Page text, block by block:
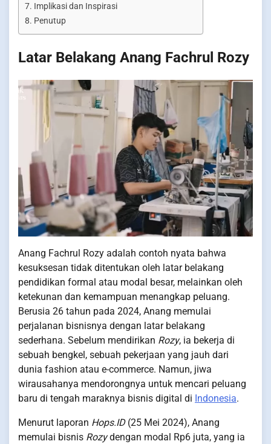
Implikasi dan Inspirasi
Penutup
Latar Belakang Anang Fachrul Rozy
Anang Fachrul Rozy adalah contoh nyata bahwa
kesuksesan tidak ditentukan oleh latar belakang
pendidikan formal atau modal besar, melainkan oleh
ketekunan dan kemampuan menangkap peluang.
Berusia 26 tahun pada 2024, Anang memulai
perjalanan bisnisnya dengan latar belakang
sederhana. Sebelum mendirikan Rozy, ia bekerja di
sebuah bengkel, sebuah pekerjaan yang jauh dari
dunia fashion atau e-commerce. Namun, jiwa
wirausahanya mendorongnya untuk mencari peluang
baru di tengah maraknya bisnis digital di Indonesia.
Menurut laporan Hops.ID(25 Mei 2024), Anang
memulai bisnis Rozydengan modal Rp6 juta, yang ia